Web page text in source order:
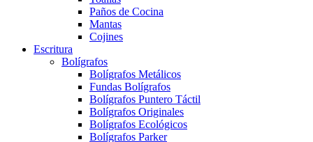
Paños de Cocina
Mantas
Cojines
Escritura
Bolígrafos
Bolígrafos Metálicos
Fundas Bolígrafos
Bolígrafos Puntero Táctil
Bolígrafos Originales
Bolígrafos Ecológicos
Bolígrafos Parker